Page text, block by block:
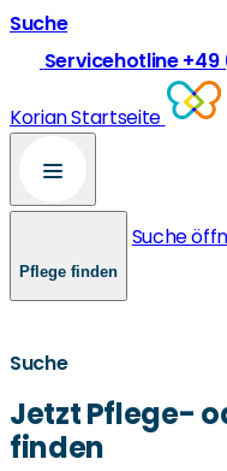
Suche
Servicehotline +49
Korian Startseite
Pflege finden
Suche
Suche
Jetzt Pflege-
finden